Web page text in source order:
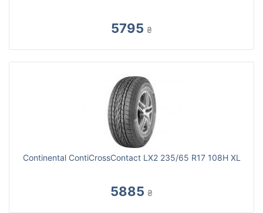
5795 ₴
Continental ContiCrossContact LX2 235/65 R17 108H XL
5885 ₴